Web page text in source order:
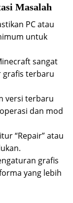
Masalah
PC atau
untuk
sangat
grafis terbaru
versi terbaru
dan mod
“Repair” atau
grafis
yang lebih